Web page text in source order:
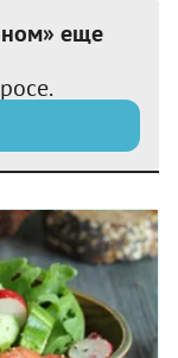
еще